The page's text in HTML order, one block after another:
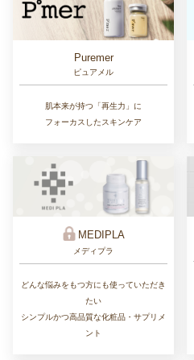
Puremer
ピュアメル
肌本来が持つ「再生力」に
フォーカスしたスキンケア
MEDIPLA
メディプラ
どんな悩みをもつ方にも使っていただき
たい
シンプルかつ高品質な化粧品・サプリメ
ント